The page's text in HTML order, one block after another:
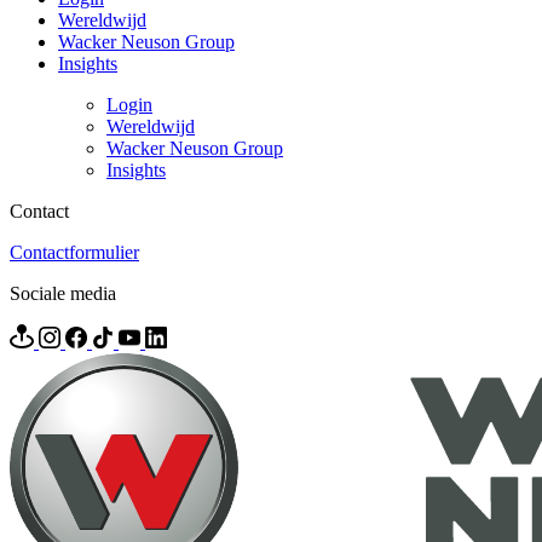
Wereldwijd
Wacker Neuson Group
Insights
Login
Wereldwijd
Wacker Neuson Group
Insights
Contact
Contactformulier
Sociale media